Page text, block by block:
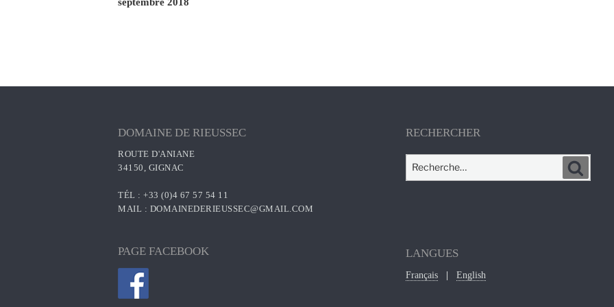
l’article
DOMAINE DE RIEUSSEC
ROUTE D'ANIANE
34150, GIGNAC
TÉL : +33 (0)4 67 57 54 11
MAIL : DOMAINEDERIEUSSEC@GMAIL.COM
PAGE FACEBOOK
RECHERCHER
LANGUES
Français English